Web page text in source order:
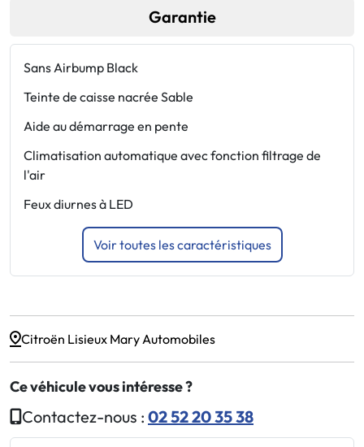
Garantie
Sans Airbump Black
Teinte de caisse nacrée Sable
Aide au démarrage en pente
Climatisation automatique avec fonction filtrage de
l'air
Feux diurnes à LED
Voir toutes les caractéristiques
Citroën Lisieux Mary Automobiles
Ce véhicule vous intéresse ?
Contactez-nous : 02 52 20 35 38